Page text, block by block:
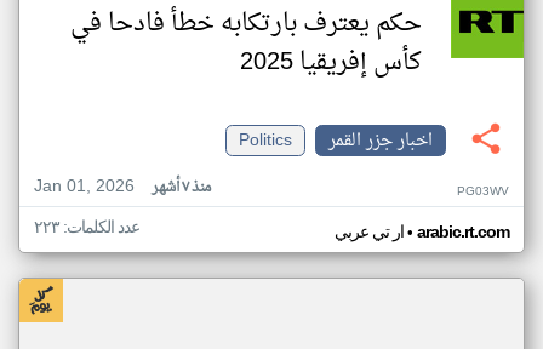
حكم يعترف بارتكابه خطأ فادحا في
كأس إفريقيا 2025
اخبار جزر القمر
Politics
Jan 01, 2026
منذ ٧ أشهر PG03WV
ار تي عربي• arabic.rt.com عدد الكلمات: ٢٢٣